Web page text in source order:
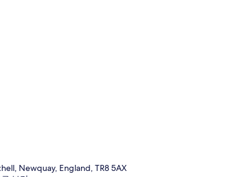
Newquay, England, TR8 5AX